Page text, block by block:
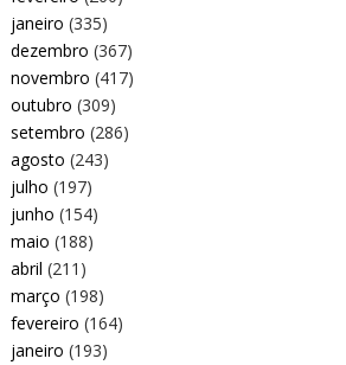
janeiro (335)
dezembro (367)
novembro (417)
outubro (309)
setembro (286)
agosto (243)
julho (197)
junho (154)
maio (188)
abril (211)
março (198)
fevereiro (164)
janeiro (193)